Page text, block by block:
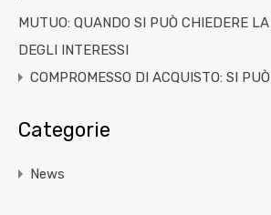
MUTUO: QUANDO SI PUÒ CHIEDERE
DEGLI INTERESSI
COMPROMESSO DI ACQUISTO: SI
Categorie
News